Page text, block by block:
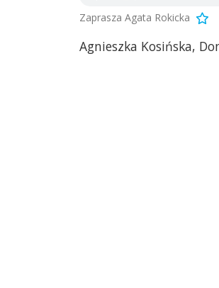
Zaprasza Agata Rokicka
Agnieszka Kosińska,